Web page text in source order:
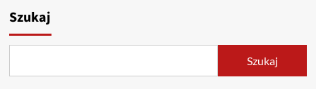
Szukaj
Szukaj